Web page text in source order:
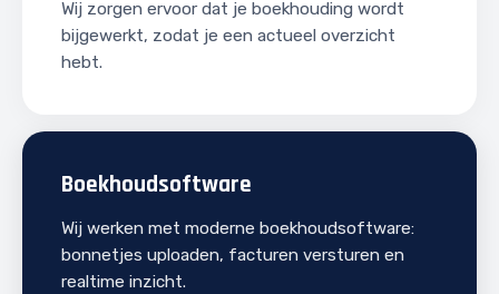
Wij zorgen ervoor dat je boekhouding wordt
bijgewerkt, zodat je een actueel overzicht
hebt.
Boekhoudsoftware
Wij werken met moderne boekhoudsoftware:
bonnetjes uploaden, facturen versturen en
realtime inzicht.